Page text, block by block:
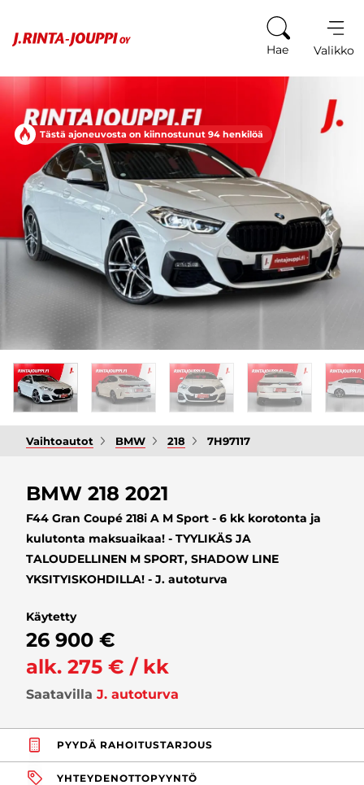
Hae Valikko
Tästä ajoneuvosta on kiinnostunut 94 henkilöä
Vaihtoautot BMW 218 7H97117
BMW 218 2021
F44 Gran Coupé 218i A M Sport - 6 kk korotonta ja
kulutonta maksuaikaa! - TYYLIKÄS JA
TALOUDELLINEN M SPORT, SHADOW LINE
YKSITYISKOHDILLA! - J. autoturva
Käytetty
26 900 €
alk. 275 € / kk
Saatavilla J. autoturva
PYYDÄ RAHOITUSTARJOUS
YHTEYDENOTTOPYYNTÖ